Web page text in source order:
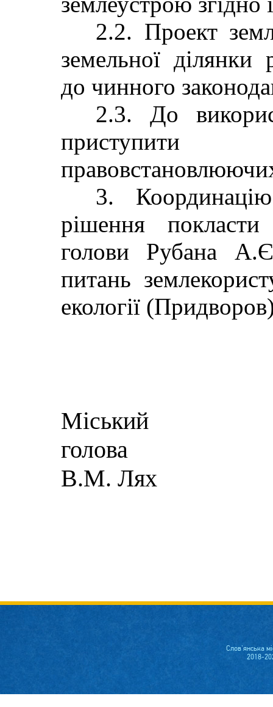
2.2. Проект
земельної ділянки
до чинного
2.3. До
приступити
3.
рішення
голови Рубана
питань
екології
Міський
В.М. Лях
Слов'янська
2018-